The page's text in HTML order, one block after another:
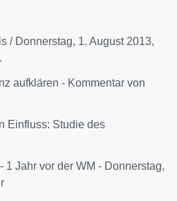
/ Donnerstag, 1. August 2013,
aufklären - Kommentar von
Einfluss: Studie des
1 Jahr vor der WM - Donnerstag,